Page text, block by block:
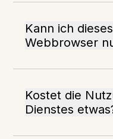
Kann ich
Webbrowser
Kostet die
Dienstes